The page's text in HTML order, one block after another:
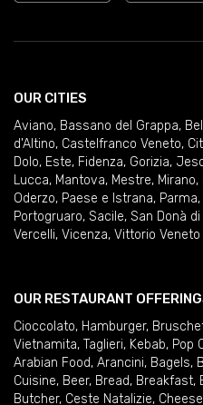
OUR CITIES
Aviano, Bassano del Grappa,
d'Altino, Castelfranco Veneto,
Dolo, Este, Fidenza, Gorizia,
Lucca, Mantova, Mestre, Mirano,
Oderzo, Paese e Istrana, Parma,
Portogruaro, Sacile, San Donà di
Vercelli, Vicenza, Vittorio Veneto
OUR RESTAURANT
Cioccolato, Hamburger,
Vietnamita, Taglieri, Kebab, Pop
Arabian Food, Arancini, Bagels,
Cuisine, Beer, Bread, Breakfast,
Butcher, Ceste Natalizie, Cheese